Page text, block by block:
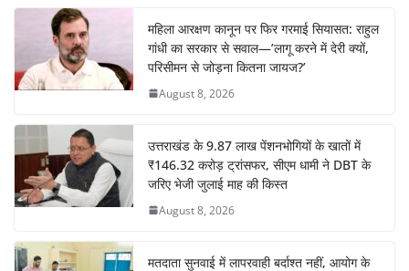
महिला आरक्षण कानून पर फिर गरमाई सियासत: राहुल
गांधी का सरकार से सवाल—’लागू करने में देरी क्यों,
परिसीमन से जोड़ना कितना जायज?’
August 8, 2026
उत्तराखंड के 9.87 लाख पेंशनभोगियों के खातों में
₹146.32 करोड़ ट्रांसफर, सीएम धामी ने DBT के
जरिए भेजी जुलाई माह की किस्त
August 8, 2026
मतदाता सुनवाई में लापरवाही बर्दाश्त नहीं, आयोग के